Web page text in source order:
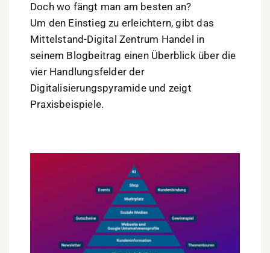
Doch wo fängt man am besten an?
Um den Einstieg zu erleichtern, gibt das
Mittelstand-Digital Zentrum Handel in
seinem Blogbeitrag einen Überblick über die
vier Handlungsfelder der
Digitalisierungspyramide und zeigt
Praxisbeispiele.